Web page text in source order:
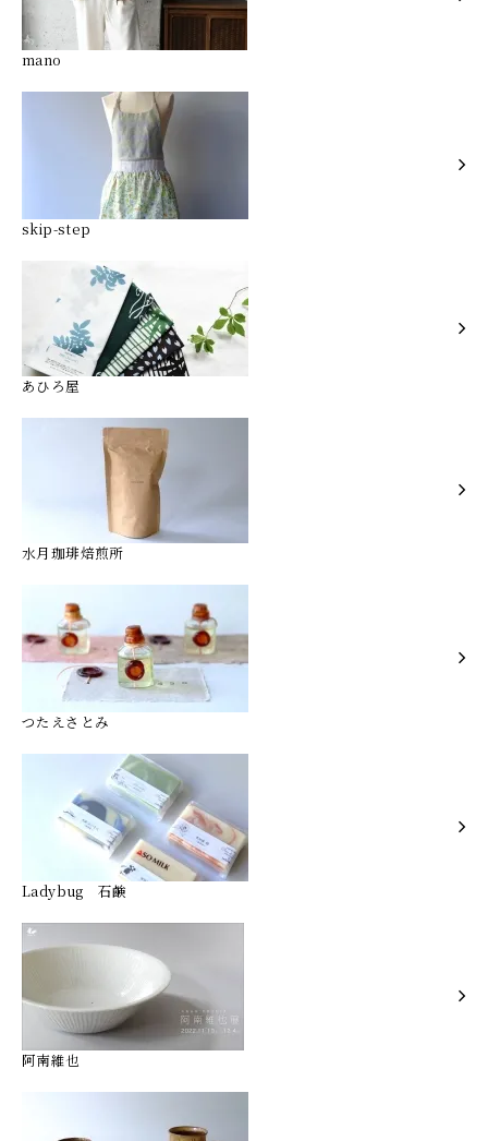
mano
skip-step
あひろ屋
水月珈琲焙煎所
つたえさとみ
Ladybug 石鹸
阿南維也